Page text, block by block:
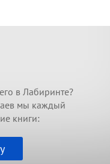
в Лабиринте?
мы каждый
книги: